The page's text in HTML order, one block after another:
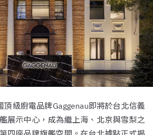
頂級廚電品牌Gaggenau即將於台北信義
展示中心，成為繼上海、北京與雪梨之